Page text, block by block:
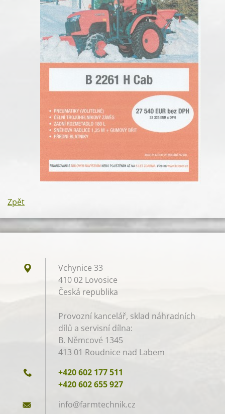
Zpět
Vchynice 33
410 02 Lovosice
Česká republika
Provozní kancelář, sklad náhradních
dílů a servisní dílna:
B. Němcové 1345
413 01 Roudnice nad Labem
+420 602 177 511
+420 602 655 927
info@farmtechnik.cz